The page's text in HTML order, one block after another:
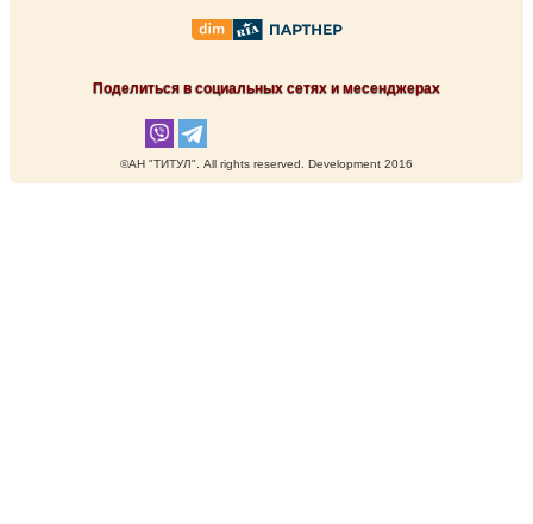
Поделиться в социальных сетях и месенджерах
©АН "ТИТУЛ". Аll rights reserved. Development 2016